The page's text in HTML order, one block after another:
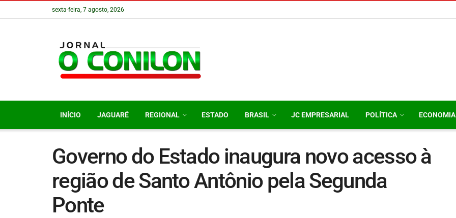
sexta-feira, 7 agosto, 2026
INÍCIO JAGUARÉ REGIONAL ESTADO BRASIL JC EMPRESARIAL POLÍTICA ECONOMIA
Governo do Estado inaugura novo acesso à
região de Santo Antônio pela Segunda
Ponte